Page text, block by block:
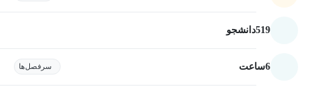
519دانشجو
6ساعت سرفصل‌ها